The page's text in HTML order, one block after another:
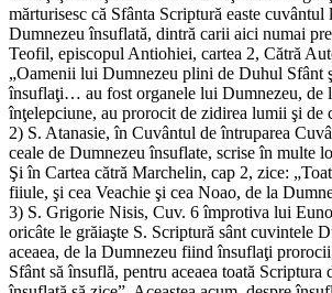
mărturisesc că Sfânta Scriptură easte
Dumnezeu însuflată, dintră carii aici numai
Teofil, episcopul Antiohiei, cartea 2, Cătră
„Oamenii lui Dumnezeu plini de Duhul Sfânt
însuflaţi… au fost organele lui Dumnezeu, de
înţelepciune, au prorocit de zidirea lumii şi de
2) S. Atanasie, în Cuvântul de întruparea
ceale de Dumnezeu însuflate, scrise în multe
Şi în Cartea cătră Marchelin, cap 2, zice:
fiiule, şi cea Veachie şi cea Noao, de la
3) S. Grigorie Nisis, Cuv. 6 împrotiva lui
oricâte le grăiaşte S. Scriptură sânt cuvintele
aceaea, de la Dumnezeu fiind însuflaţi
Sfânt să însuflă, pentru aceaea toată Scriptura